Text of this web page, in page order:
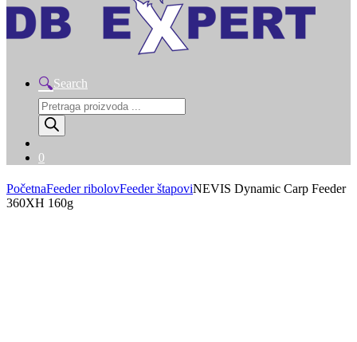
Search
Products
search
0
PočetnaFeeder ribolovFeeder štapoviNEVIS Dynamic Carp Feeder
360XH 160g